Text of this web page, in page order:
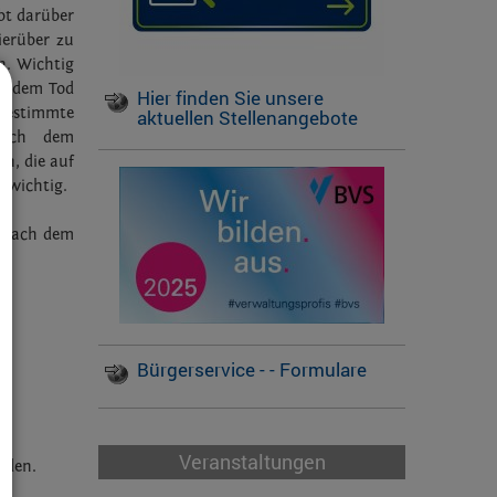
darüber
zu
Wichtig
dem Tod
dem
die auf
dem
Hier finden Sie unsere
aktuellen Stellenangebote
Bürgerservice - - Formulare
Veranstaltungen